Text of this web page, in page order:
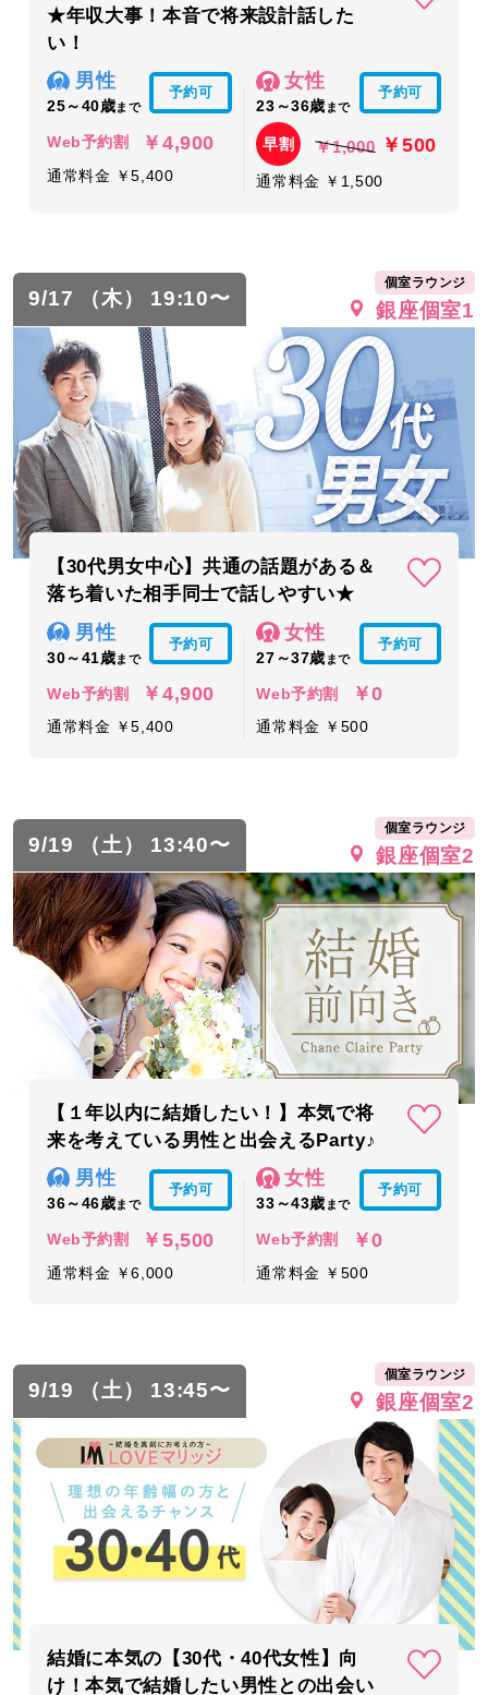
★年収大事！本音で将来設計話した
い！
男性
25～40歳まで
予約可
Web予約割 ￥4,900
通常料金 ￥5,400
女性
23～36歳 まで
予約可
早割 ￥1,000 ￥500
通常料金 ￥1,500
9/17 （木） 19:10〜
個室ラウンジ
銀座個室1
【30代男女中心】共通の話題がある＆
落ち着いた相手同士で話しやすい★
男性
30～41歳まで
予約可
Web予約割 ￥4,900
通常料金 ￥5,400
女性
27～37歳 まで
予約可
Web予約割 ￥0
通常料金 ￥500
9/19 （土） 13:40〜
個室ラウンジ
銀座個室2
【１年以内に結婚したい！】本気で将
来を考えている男性と出会えるParty♪
男性
36～46歳まで
予約可
Web予約割 ￥5,500
通常料金 ￥6,000
女性
33～43歳 まで
予約可
Web予約割 ￥0
通常料金 ￥500
9/19 （土） 13:45〜
個室ラウンジ
銀座個室2
結婚に本気の【30代・40代女性】向
け！本気で結婚したい男性との出会い